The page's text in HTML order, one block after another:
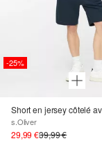
-25%
s.Oliver
29,99 €39,99 €